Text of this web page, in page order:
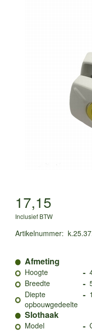
17,15
Inclusief BTW
Artikelnummer:
Afmeting
Hoogte -
Breedte
-
Diepte
opbouwgedeelte
-
Slothaak
Model -